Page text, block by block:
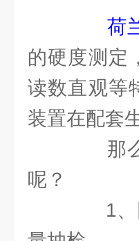
荷
的硬度测定
读数直观等
装置在配套
那么
呢？
1、同